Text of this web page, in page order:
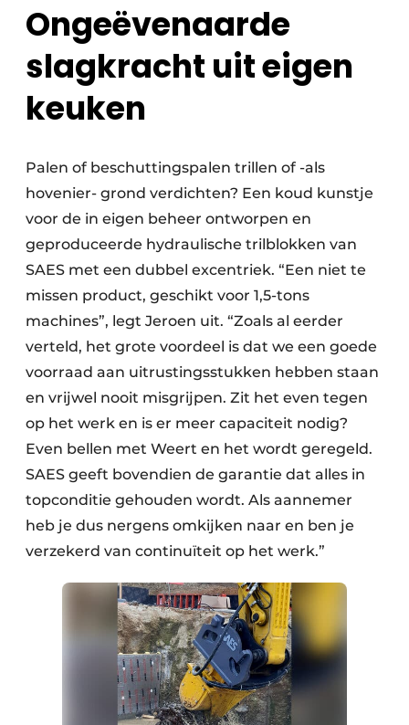
Ongeëvenaarde
slagkracht uit eigen
keuken
Palen of beschuttingspalen trillen of -als
hovenier- grond verdichten? Een koud kunstje
voor de in eigen beheer ontworpen en
geproduceerde hydraulische trilblokken van
SAES met een dubbel excentriek. “Een niet te
missen product, geschikt voor 1,5-tons
machines”, legt Jeroen uit. “Zoals al eerder
verteld, het grote voordeel is dat we een goede
voorraad aan uitrustingsstukken hebben staan
en vrijwel nooit misgrijpen. Zit het even tegen
op het werk en is er meer capaciteit nodig?
Even bellen met Weert en het wordt geregeld.
SAES geeft bovendien de garantie dat alles in
topconditie gehouden wordt. Als aannemer
heb je dus nergens omkijken naar en ben je
verzekerd van continuïteit op het werk.”